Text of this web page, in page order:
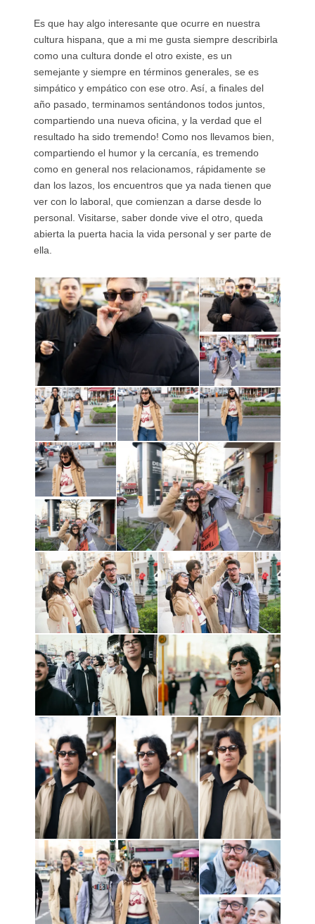
Es que hay algo interesante que ocurre en nuestra
cultura hispana, que a mi me gusta siempre describirla
como una cultura donde el otro existe, es un
semejante y siempre en términos generales, se es
simpático y empático con ese otro. Así, a finales del
año pasado, terminamos sentándonos todos juntos,
compartiendo una nueva oficina, y la verdad que el
resultado ha sido tremendo! Como nos llevamos bien,
compartiendo el humor y la cercanía, es tremendo
como en general nos relacionamos, rápidamente se
dan los lazos, los encuentros que ya nada tienen que
ver con lo laboral, que comienzan a darse desde lo
personal. Visitarse, saber donde vive el otro, queda
abierta la puerta hacia la vida personal y ser parte de
ella.